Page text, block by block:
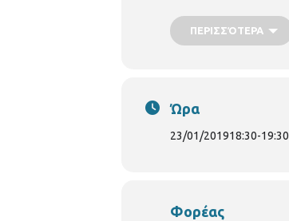
ΠΕΡΙΣΣΌΤΕΡΑ
Ώρα
23/01/201918:30-19:30
Φορέας